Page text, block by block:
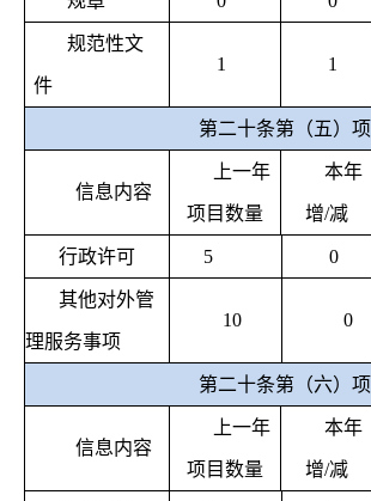
规范性文
件
1 1
第二十条第（五）项
信息内容
上一年
项目数量
本年
增/减
行政许可 5 0
其他对外管
理服务事项
10 0
第二十条第（六）项
信息内容
上一年
项目数量
本年
增/减